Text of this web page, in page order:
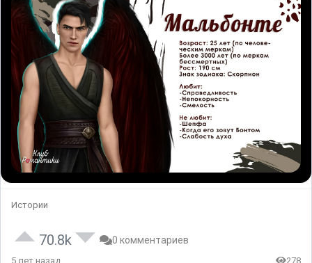
Истории
70.8k 0 комментариев
5 лет назад 278